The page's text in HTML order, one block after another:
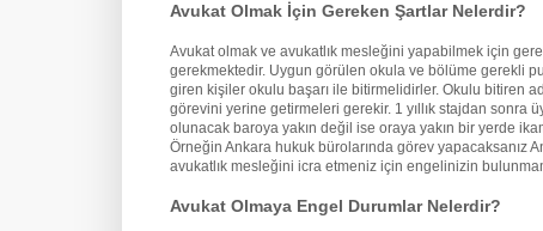
Avukat Olmak İçin Gereken Şartlar Nelerdir?
Avukat olmak ve avukatlık mesleğini yapabilmek için
gerekmektedir. Uygun görülen okula ve bölüme gerekli
giren kişiler okulu başarı ile bitirmelidirler. Okulu bitiren
görevini yerine getirmeleri gerekir. 1 yıllık stajdan sonra
olunacak baroya yakın değil ise oraya yakın bir yerde
Örneğin Ankara hukuk bürolarında görev yapacaksanız
avukatlık mesleğini icra etmeniz için engelinizin
Avukat Olmaya Engel Durumlar Nelerdir?